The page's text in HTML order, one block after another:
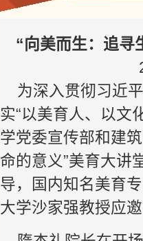
“向美而生：追
为深入贯彻习近
实“以美育人、以文
学党委宣传部和建
命的意义”美育大讲
导，国内知名美育
大学沙家强教授应